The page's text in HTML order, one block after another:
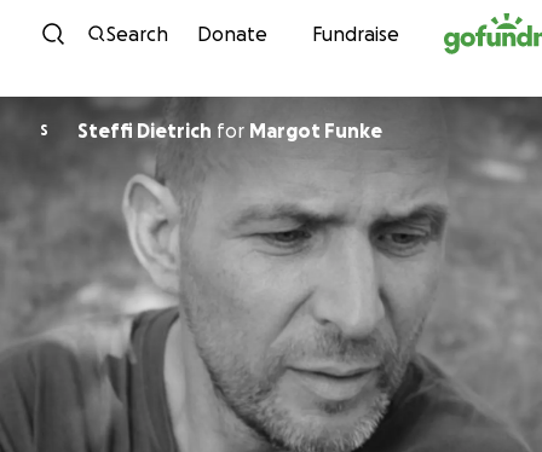
Skip to content
Search Donate Fundraise
S Steffi Dietrich for Margot Funke